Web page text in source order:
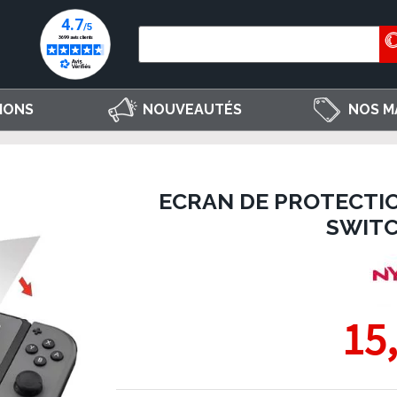
NOUVEAUTÉS NOS
ECRAN DE